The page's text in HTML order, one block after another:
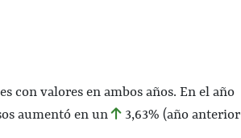
con valores en ambos años. En el año
aumentó en un 3,63% (año anterior